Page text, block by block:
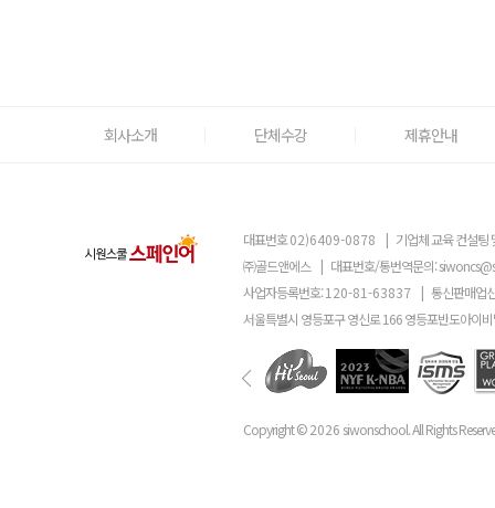
회사소개 단체수강 제휴안내
대표번호02)6409-0878 | 기업체 교육 컨설팅
㈜골드앤에스 | 대표번호/통번역문의:
사업자등록번호:120-81-63837 | 통신판매업
서울특별시 영등포구 영신로 166 영등포반도아이
Copyright ©2026 siwonschool. All Rights